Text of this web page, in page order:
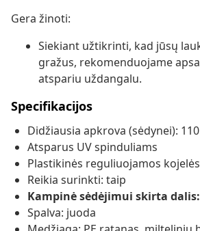
Gera žinoti:
Siekiant užtikrinti, kad jūsų
gražus, rekomenduojame
atspariu uždangalu.
Specifikacijos
Didžiausia apkrova (sėdynei):
Atsparus UV spinduliams
Plastikinės reguliuojamos kojelės
Reikia surinkti: taip
Kampinė sėdėjimui skirta dalis:
Spalva: juoda